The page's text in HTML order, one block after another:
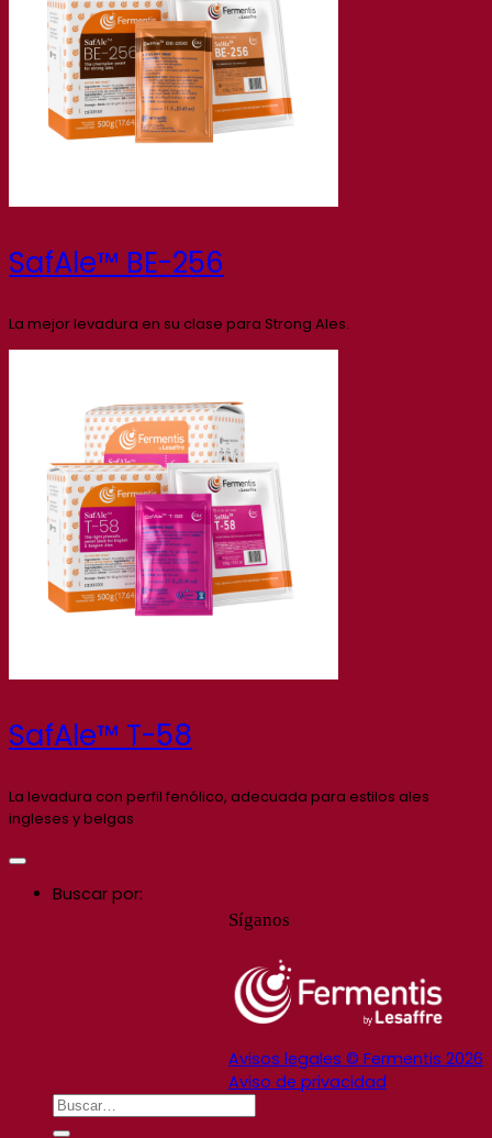
SafAle™ BE-256
La mejor levadura en su clase para Strong Ales.
SafAle™ T-58
La levadura con perfil fenólico, adecuada para estilos ales
ingleses y belgas
Síganos
Avisos legales © Fermentis 2026
Aviso de privacidad
Buscar por: